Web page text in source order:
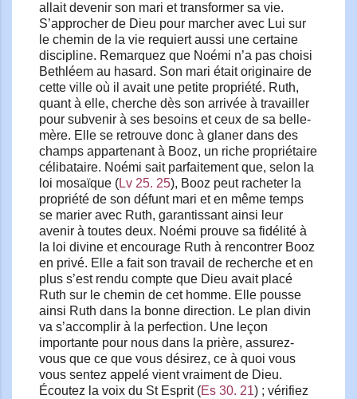
allait devenir son mari et transformer sa vie.
S’approcher de Dieu pour marcher avec Lui sur
le chemin de la vie requiert aussi une certaine
discipline. Remarquez que Noémi n’a pas choisi
Bethléem au hasard. Son mari était originaire de
cette ville où il avait une petite propriété. Ruth,
quant à elle, cherche dès son arrivée à travailler
pour subvenir à ses besoins et ceux de sa belle-
mère. Elle se retrouve donc à glaner dans des
champs appartenant à Booz, un riche propriétaire
célibataire. Noémi sait parfaitement que, selon la
loi mosaïque (Lv 25. 25), Booz peut racheter la
propriété de son défunt mari et en même temps
se marier avec Ruth, garantissant ainsi leur
avenir à toutes deux. Noémi prouve sa fidélité à
la loi divine et encourage Ruth à rencontrer Booz
en privé. Elle a fait son travail de recherche et en
plus s’est rendu compte que Dieu avait placé
Ruth sur le chemin de cet homme. Elle pousse
ainsi Ruth dans la bonne direction. Le plan divin
va s’accomplir à la perfection. Une leçon
importante pour nous dans la prière, assurez-
vous que ce que vous désirez, ce à quoi vous
vous sentez appelé vient vraiment de Dieu.
Écoutez la voix du St Esprit (Es 30. 21) ; vérifiez